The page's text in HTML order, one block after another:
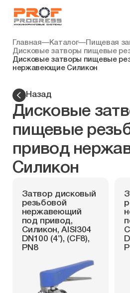
Главная—Каталог— Пищевая
Дисковые затворы пищевые
Дисковые затворы пищевые
нержавеющие Силикон
Назад
Дисковые
пищевые
привод
Силикон
Затвор дисковый
резьбовой
нержавеющий
под привод,
Силикон, AISI304
DN100 (4″), (CF8),
PN8